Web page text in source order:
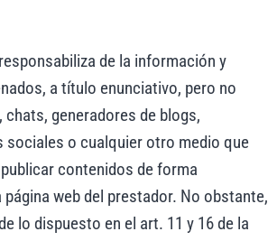
de la información y
a título enunciativo, pero no
generadores de blogs,
sociales o cualquier otro medio que
contenidos de forma
página web del prestador. No obstante,
lo dispuesto en el art. 11 y 16 de la